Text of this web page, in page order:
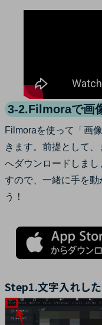
3-2.Filmoraで画
Filmoraを使って「画
きます。前提として
へダウンロードしまし
すので、一緒に手を動
う！
Step1.文字入れし